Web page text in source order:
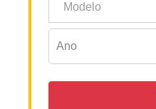
Modelo